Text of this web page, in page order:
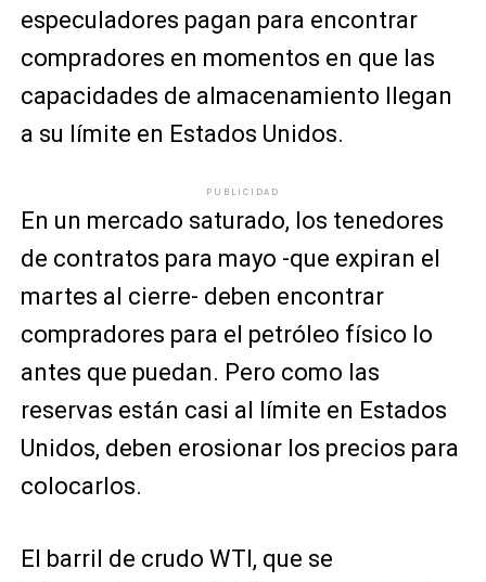
especuladores pagan para encontrar
compradores en momentos en que las
capacidades de almacenamiento llegan
a su límite en Estados Unidos.
PUBLICIDAD
En un mercado saturado, los tenedores
de contratos para mayo -que expiran el
martes al cierre- deben encontrar
compradores para el petróleo físico lo
antes que puedan. Pero como las
reservas están casi al límite en Estados
Unidos, deben erosionar los precios para
colocarlos.
El barril de crudo WTI, que se